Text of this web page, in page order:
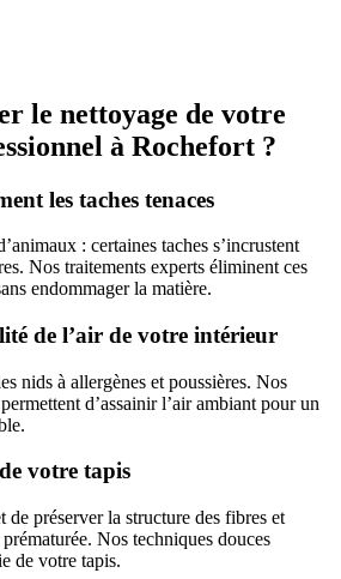
le nettoyage de votre
à Rochefort ?
les taches tenaces
: certaines taches s’incrustent
Nos traitements experts éliminent ces
endommager la matière.
de l’air de votre intérieur
nids à allergènes et poussières. Nos
d’assainir l’air ambiant pour un
votre tapis
de préserver la structure des fibres et
Nos techniques douces
de votre tapis.